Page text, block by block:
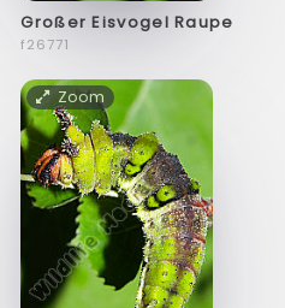
Großer Eisvogel Raupe
f26771
Zoom